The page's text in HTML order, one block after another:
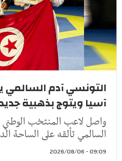
التونسي آدم
آسيا ويتوج بذهبية
واصل لاعب المنتخب الوطني
السالمي تألقه على الساحة
09:09 - 2026/08/06